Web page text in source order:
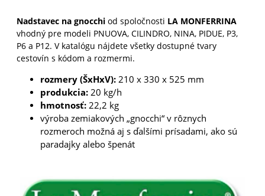
Nadstavec na gnocchi od spoločnosti LA MONFERRINA
vhodný pre modeli PNUOVA, CILINDRO, NINA, PIDUE, P3,
P6 a P12. V katalógu nájdete všetky dostupné tvary
cestovín s kódom a rozmermi.
rozmery (ŠxHxV):210 x 330 x 525 mm
produkcia:20 kg/h
hmotnosť:22,2 kg
výroba zemiakových „gnocchi“ v rôznych
rozmeroch možná aj s ďalšími prísadami, ako sú
paradajky alebo špenát